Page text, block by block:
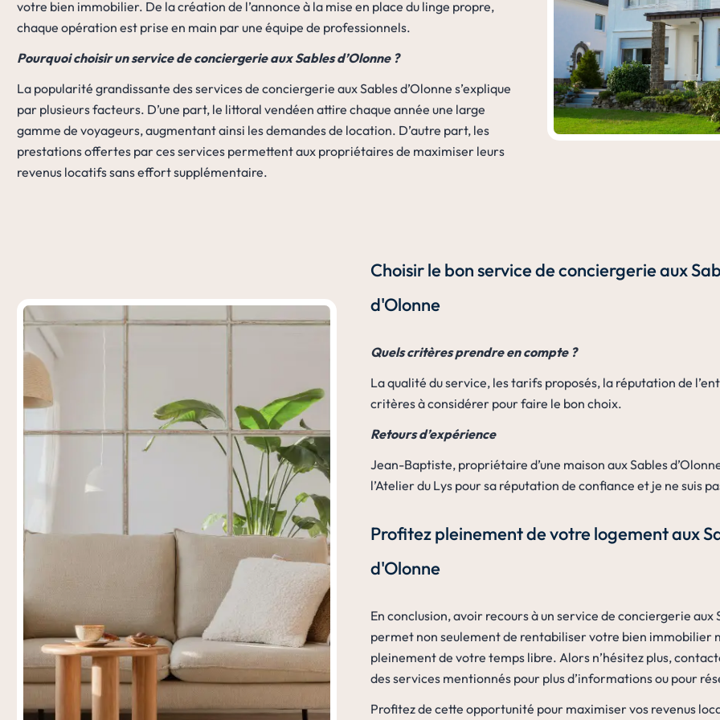
votre bien immobilier. De la création de l’annonce à la mise en place du linge propre,
chaque opération est prise en main par une équipe de professionnels.
Pourquoi choisir un service de conciergerie aux Sables d’Olonne ?
La popularité grandissante des services de conciergerie aux Sables d’Olonne s’explique
par plusieurs facteurs. D’une part, le littoral vendéen attire chaque année une large
gamme de voyageurs, augmentant ainsi les demandes de location. D’autre part, les
prestations offertes par ces services permettent aux propriétaires de maximiser leurs
revenus locatifs sans effort supplémentaire.
Choisir le bon service de conciergerie aux
d'Olonne
Quels critères prendre en compte ?
La qualité du service, les tarifs proposés, la réputation de
critères à considérer pour faire le bon choix.
Retours d’expérience
Jean-Baptiste, propriétaire d’une maison aux Sables
l’Atelier du Lys pour sa réputation de confiance et je ne suis
Profitez pleinement de votre logement aux
d'Olonne
En conclusion, avoir recours à un service de conciergerie aux
permet non seulement de rentabiliser votre bien immobilier
pleinement de votre temps libre. Alors n’hésitez plus,
des services mentionnés pour plus d’informations ou pour
Profitez de cette opportunité pour maximiser vos revenus